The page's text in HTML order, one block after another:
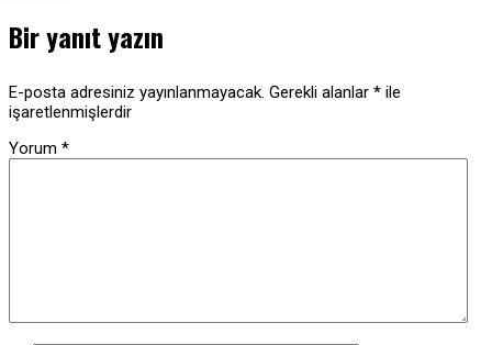
Bir yanıt yazın
E-posta adresiniz yayınlanmayacak. Gerekli alanlar * ile
işaretlenmişlerdir
Yorum *